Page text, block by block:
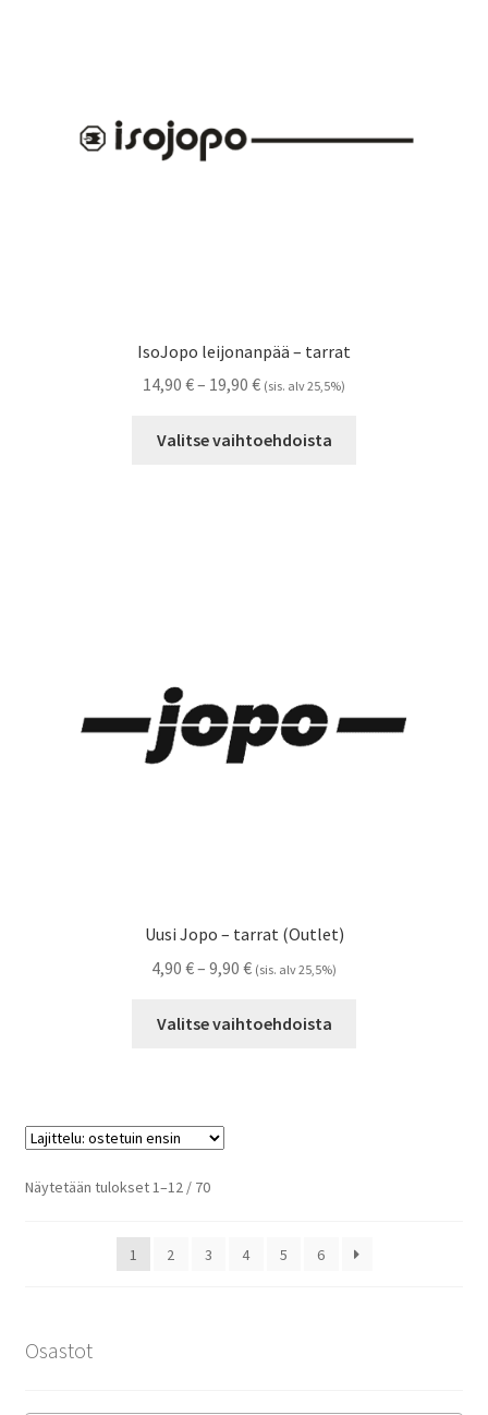
IsoJopo leijonanpää – tarrat
14,90 €– 19,90 €Hintaluokka:
-
(sis. alv 25,5%)
Valitse vaihtoehdoista
Uusi Jopo – tarrat (Outlet)
4,90 €– 9,90 €Hintaluokka:
-
(sis. alv 25,5%)
Valitse vaihtoehdoista
sivulla.
Näytetään tulokset 1–12 / 70Suosituimmat
1 2 3 4 5 6
Osastot